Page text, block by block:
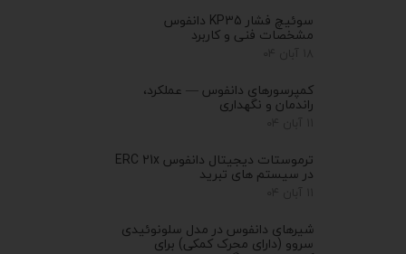
سوئیچ فشار KP35 دانفوس
مشخصات فنی و کاربرد
کمپرسورهای دانفوس — عملکرد،
راندمان و نگهداری
ترموستات دیجیتال دانفوس ERC 21x
در سیستم های تبرید
شیرهای دانفوس در مدل سلونوئیدی
سروو (دارای محرک کمکی) برای